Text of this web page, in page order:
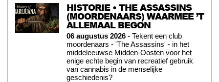
HISTORIE • THE ASSASSINS
(MOORDENAARS) WAARMEE ’T
ALLEMAAL BEGON
06 augustus 2026 - Tekent een club
moordenaars - 'The Assassins' - in het
middeleeuwse Midden-Oosten voor het
enige echte begin van recreatief gebruik
van cannabis in de menselijke
geschiedenis?